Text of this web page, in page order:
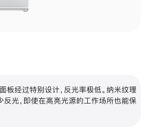
板经过特别设计，反光率极低。纳米纹理
光，即使在高亮光源的工作场所也能保